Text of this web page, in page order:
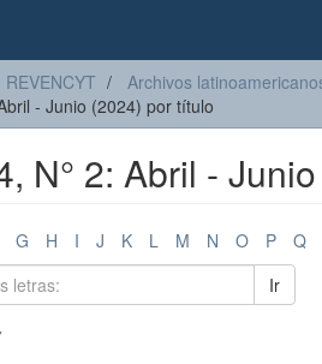
REVENCYT Archivos
- Junio (2024) por título
N° 2: Abril -
G H I J K L M N O P Q
Ir